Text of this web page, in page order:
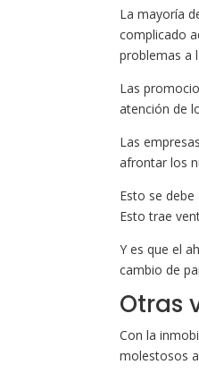
La mayoría
complicado
problemas a
Las
atención de
Las
afrontar los
Esto se
Esto trae
Y es que el
cambio de
Otras
Con la
molestosos